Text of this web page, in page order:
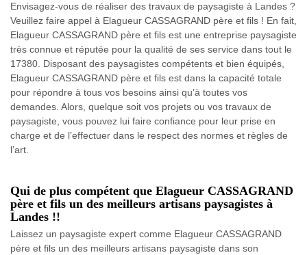
Envisagez-vous de réaliser des travaux de paysagiste à Landes ?
Veuillez faire appel à Elagueur CASSAGRAND père et fils ! En fait,
Elagueur CASSAGRAND père et fils est une entreprise paysagiste
très connue et réputée pour la qualité de ses service dans tout le
17380. Disposant des paysagistes compétents et bien équipés,
Elagueur CASSAGRAND père et fils est dans la capacité totale
pour répondre à tous vos besoins ainsi qu’à toutes vos
demandes. Alors, quelque soit vos projets ou vos travaux de
paysagiste, vous pouvez lui faire confiance pour leur prise en
charge et de l’effectuer dans le respect des normes et règles de
l’art.
Qui de plus compétent que Elagueur CASSAGRAND
père et fils un des meilleurs artisans paysagistes à
Landes !!
Laissez un paysagiste expert comme Elagueur CASSAGRAND
père et fils un des meilleurs artisans paysagiste dans son